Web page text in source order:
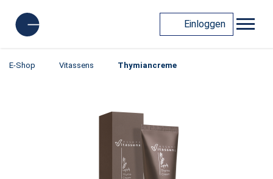
Einloggen
E-Shop Vitassens Thymiancreme